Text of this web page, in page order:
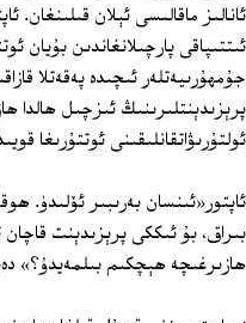
ئانالىز ماقالىسى ئېلان قىلىنغان.
ئىتتىپاقى پارچىلانغاندىن بۇيان
جۇمھۇرىيەتلەر ئىچىدە پەقەتلا
پرېزىدېنتلىرىنىڭ ئىزچىل ھالدا
ئولتۇرىۋاتقانلىقىنى ئوتتۇرىغا
ئاپتور«ئىنسان بەرىبىر ئۆلىدۈ.
بىراق، بۇ ئىككى پرېزىدېنت
ھازىرغىچە ھېچكىم بىلمەيدۇ؟»